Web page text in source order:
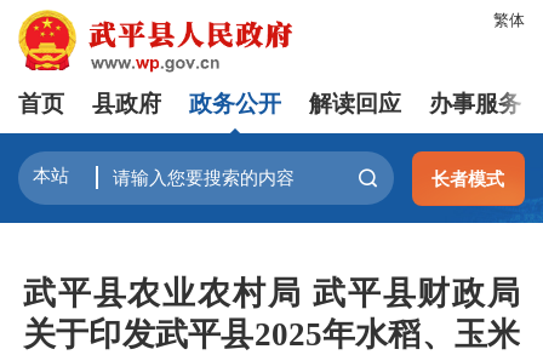
繁体
首页 县政府 政务公开 解读回应 办事服务
长者模式
武平县农业农村局 武平县财政局
关于印发武平县2025年水稻、玉米